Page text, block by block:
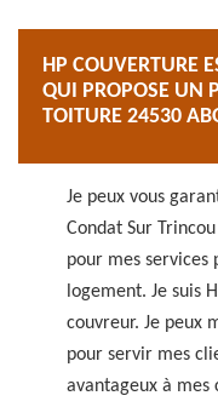
HP COUVERTURE
QUI PROPOSE UN
TOITURE 24530
Je peux vous
Condat Sur
pour mes services
logement. Je suis
couvreur. Je peux
pour servir mes
avantageux à mes